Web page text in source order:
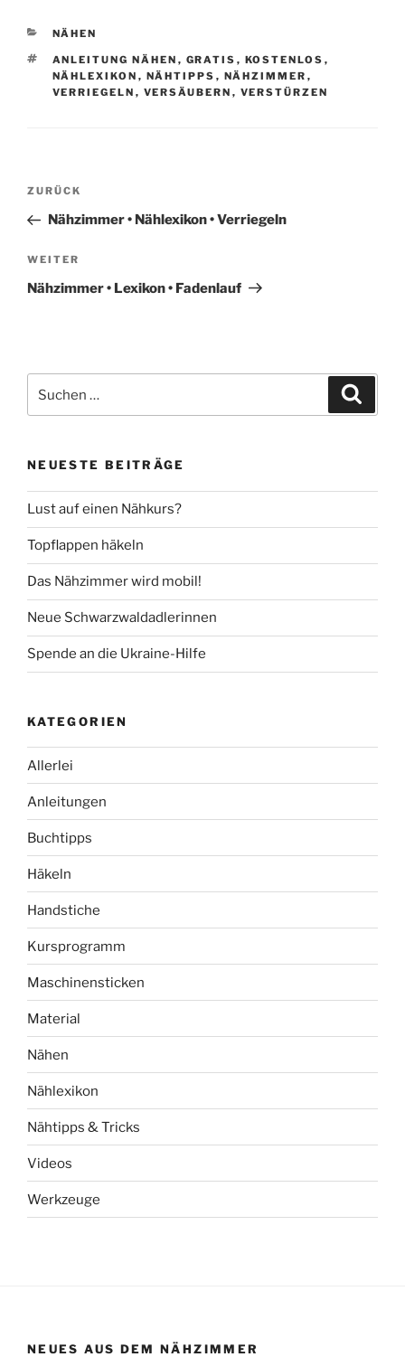
KATEGORIEN
NÄHEN
SCHLAGWÖRTER
ANLEITUNG NÄHEN , GRATIS , KOSTENLOS ,
NÄHLEXIKON , NÄHTIPPS , NÄHZIMMER ,
VERRIEGELN , VERSÄUBERN , VERSTÜRZEN
Beitragsnavigation
Vorheriger
Beitrag
ZURÜCK
Nähzimmer • Nählexikon • Verriegeln
Nächster
Beitrag
WEITER
Nähzimmer • Lexikon • Fadenlauf
nach:
NEUESTE BEITRÄGE
Lust auf einen Nähkurs?
Topflappen häkeln
Das Nähzimmer wird mobil!
Neue Schwarzwaldadlerinnen
Spende an die Ukraine-Hilfe
KATEGORIEN
Allerlei
Anleitungen
Buchtipps
Häkeln
Handstiche
Kursprogramm
Maschinensticken
Material
Nähen
Nählexikon
Nähtipps & Tricks
Videos
Werkzeuge
NEUES AUS DEM NÄHZIMMER